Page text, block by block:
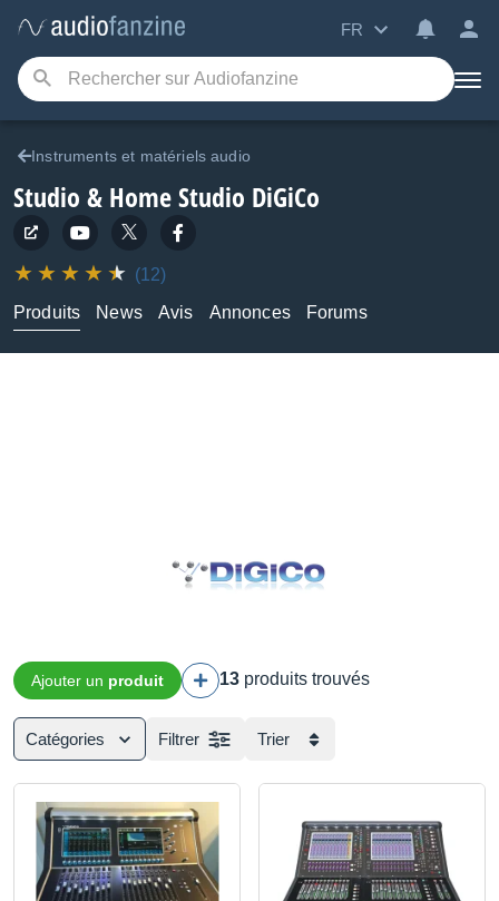
FR
Instruments et matériels audio
Studio & Home Studio DiGiCo
(12)
Produits
News Avis Annonces Forums
Ajouter un produit 13 produits trouvés
Catégories Filtrer Trier